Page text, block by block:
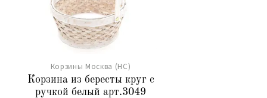
Корзины Москва (НС)
Корзина из бересты круг с
ручкой белый арт.3049